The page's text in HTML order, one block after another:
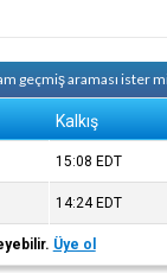
geçmiş araması ister
Kalkış
15:08 EDT
14:24 EDT
Üye ol